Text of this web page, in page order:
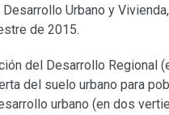
Urbano y
de 2015.
del Desarrollo Regional
del suelo urbano para
urbano (en dos